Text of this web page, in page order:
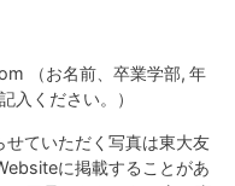
（お名前、卒業学部, 年
入ください。）
ていただく写真は東大友
に掲載することがあ